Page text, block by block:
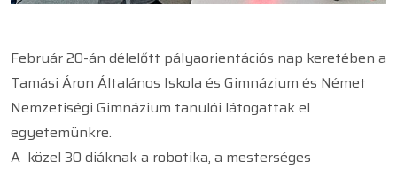
Február 20-án délelőtt pályaorientációs nap keretében a
Tamási Áron Általános Iskola és Gimnázium és Német
Nemzetiségi Gimnázium tanulói látogattak el
egyetemünkre.
A közel 30 diáknak a robotika, a mesterséges